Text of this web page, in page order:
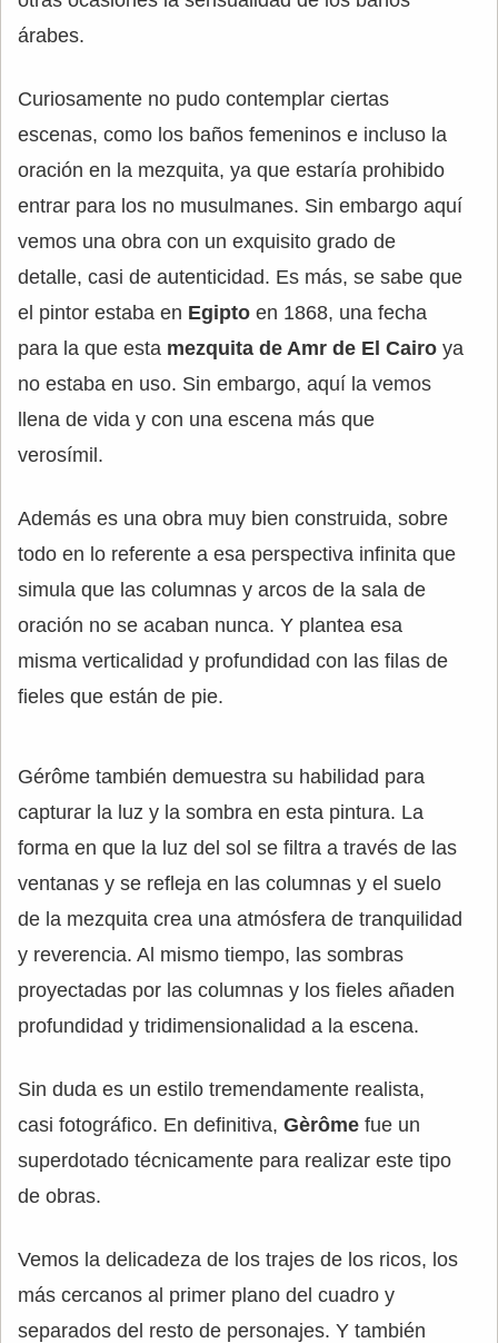
árabes.
Curiosamente no pudo contemplar ciertas
escenas, como los baños femeninos e incluso la
oración en la mezquita, ya que estaría prohibido
entrar para los no musulmanes. Sin embargo aquí
vemos una obra con un exquisito grado de
detalle, casi de autenticidad. Es más, se sabe que
el pintor estaba en Egipto en 1868, una fecha
para la que esta mezquita de Amr de El Cairo ya
no estaba en uso. Sin embargo, aquí la vemos
llena de vida y con una escena más que
verosímil.
Además es una obra muy bien construida, sobre
todo en lo referente a esa perspectiva infinita que
simula que las columnas y arcos de la sala de
oración no se acaban nunca. Y plantea esa
misma verticalidad y profundidad con las filas de
fieles que están de pie.
Gérôme también demuestra su habilidad para
capturar la luz y la sombra en esta pintura. La
forma en que la luz del sol se filtra a través de las
ventanas y se refleja en las columnas y el suelo
de la mezquita crea una atmósfera de tranquilidad
y reverencia. Al mismo tiempo, las sombras
proyectadas por las columnas y los fieles añaden
profundidad y tridimensionalidad a la escena.
Sin duda es un estilo tremendamente realista,
casi fotográfico. En definitiva, Gèrôme fue un
superdotado técnicamente para realizar este tipo
de obras.
Vemos la delicadeza de los trajes de los ricos, los
más cercanos al primer plano del cuadro y
separados del resto de personajes. Y también